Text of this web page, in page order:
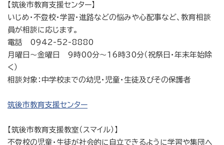
【筑後市教育支援センター】
いじめ・不登校・学習・進路などの悩みや心配事など、教育相談
員が相談に応じます。
電話 0942-52-8880
月曜日〜金曜日 9時00分〜16時30分（祝祭日・年末年始除
く）
相談対象：中学校までの幼児・児童・生徒及びその保護者
筑後市教育支援センター
【筑後市教育支援教室（スマイル）】
不登校の児童・生徒が社会的に自立できるように学習や集団へ